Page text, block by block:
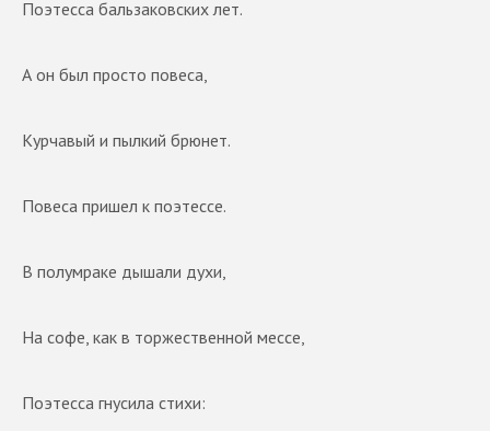
Поэтесса бальзаковских лет.
А он был просто повеса,
Курчавый и пылкий брюнет.
Повеса пришел к поэтессе.
В полумраке дышали духи,
На софе, как в торжественной мессе,
Поэтесса гнусила стихи: